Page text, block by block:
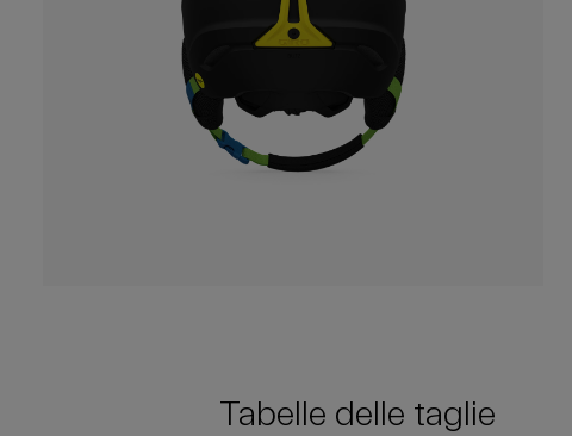
Tabelle delle taglie